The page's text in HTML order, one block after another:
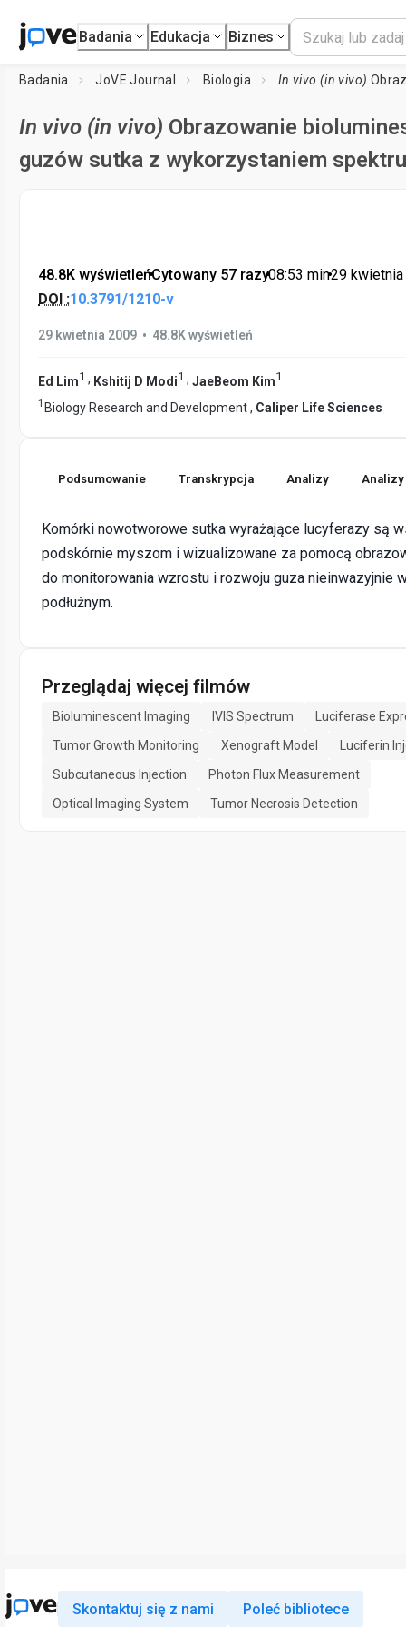
Badania Edukacja Biznes
Badania JoVE Journal Biologia In vivo (in vivo) Obrazowanie
In vivo (in vivo) Obrazowanie
guzów sutka z wykorzystaniem
48.8K wyświetleń•Cytowany 57 razy•08:53 min•29
DOI :10.3791/1210-v
29 kwietnia 2009 • 48.8K wyświetleń
Ed Lim1 , Kshitij D Modi1 , JaeBeom Kim1
1 Biology Research and Development , Caliper Life Sciences
Podsumowanie Transkrypcja Analizy
Komórki nowotworowe sutka wyrażające lucyferazy są
podskórnie myszom i wizualizowane za pomocą
do monitorowania wzrostu i rozwoju guza nieinwazyjnie
podłużnym.
Przeglądaj więcej filmów
Bioluminescent Imaging IVIS Spectrum
Luciferase
Tumor Growth Monitoring
Xenograft Model
Luciferin
Subcutaneous Injection
Photon Flux Measurement
Optical Imaging System
Tumor Necrosis Detection
Skontaktuj się z nami Poleć bibliotece